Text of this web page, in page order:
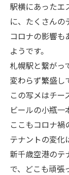
駅横にあったエ
に、たくさんの
コロナの影響も
ようです。
札幌駅と繋がっ
変わらず繁盛し
この写メはチー
ビールの小瓶
ここもコロナ禍
テナントの変化
新千歳空港のテ
で、どこも頑張